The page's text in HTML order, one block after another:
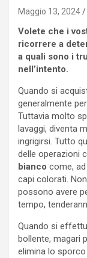
Maggio 13, 2024
Volete che i
ricorrere a
a quali sono i
nell’intento.
Quando si
generalmente
Tuttavia molto
lavaggi, diventa
ingrigirsi. Tutto
delle operazioni
bianco come,
capi colorati.
possono avere
tempo,
Quando si
bollente, magari
elimina lo